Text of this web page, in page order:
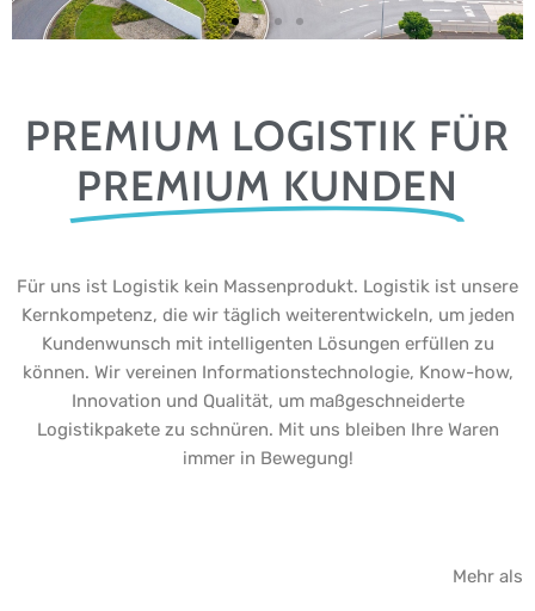
PREMIUM LOGISTIK FÜR
PREMIUM KUNDEN
Für uns ist Logistik kein Massenprodukt. Logistik ist unsere
Kernkompetenz, die wir täglich weiterentwickeln, um jeden
Kundenwunsch mit intelligenten Lösungen erfüllen zu
können. Wir vereinen Informationstechnologie, Know-how,
Innovation und Qualität, um maßgeschneiderte
Logistikpakete zu schnüren. Mit uns bleiben Ihre Waren
immer in Bewegung!
Mehr als